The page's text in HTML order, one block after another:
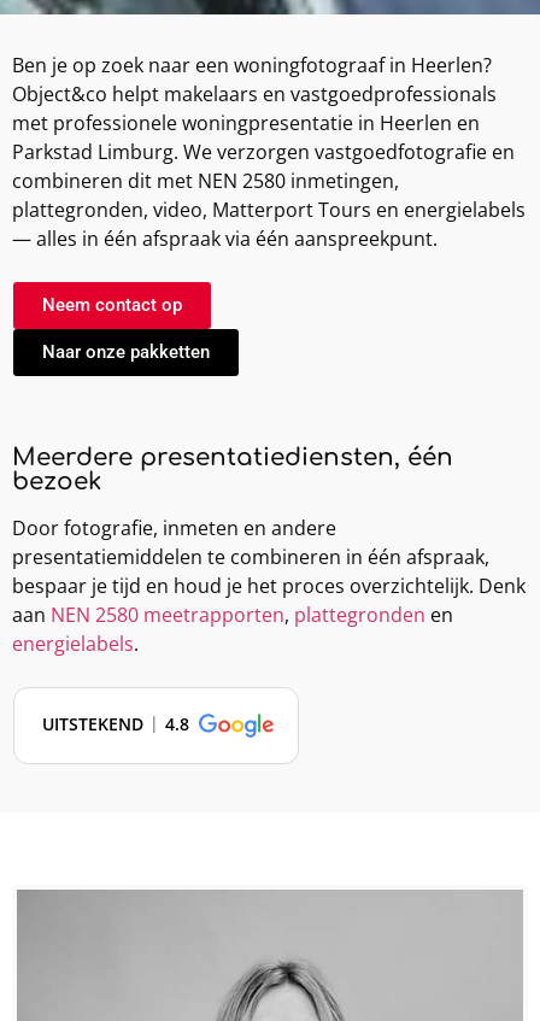
Ben je op zoek naar een woningfotograaf in Heerlen?
Object&co helpt makelaars en vastgoedprofessionals
met professionele woningpresentatie in Heerlen en
Parkstad Limburg. We verzorgen vastgoedfotografie en
combineren dit met NEN 2580 inmetingen,
plattegronden, video, Matterport Tours en energielabels
— alles in één afspraak via één aanspreekpunt.
Neem contact op
Naar onze pakketten
Meerdere presentatiediensten, één
bezoek
Door fotografie, inmeten en andere
presentatiemiddelen te combineren in één afspraak,
bespaar je tijd en houd je het proces overzichtelijk. Denk
aan NEN 2580 meetrapporten, plattegronden en
energielabels.
UITSTEKEND 4.8